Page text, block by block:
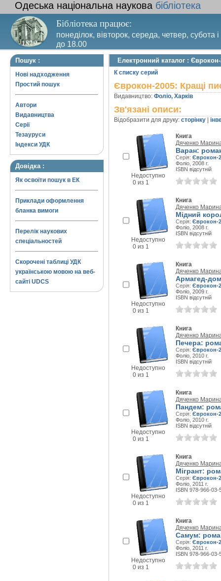
Одеська національна наукова бібліотека
Бібліотека працює:
понеділок, вівторок, середа, четвер, субота
до 18.00
Вихідний день – п’ятниця. Останній четвер
Пошук :
Нові надходження
Простий пошук
Автори
Видавництва
Серії
Тезауруси
Індекси УДК
Довідка :
Як освоїти пошук в ЕК
Приклади оформлення
бланка вимоги
Перелік наукових
спеціальностей
Скорочені таблиці УДК
українською мовою на веб-
сайті UDCS
Електронний каталог :
К списку серий
Єврокон-2005: Кращі
Видавництво: Фоліо, Харків
Зв'язані описи:
Відобразити для друку: сторінку
Недоступно
0 из 1
Книга
Дяченко
Варан:
Серія: Єврокон-
Фоліо, 2008 г.
ISBN відсутній
Недоступно
0 из 1
Книга
Дяченко
Мідний
Серія: Єврокон-
Фоліо, 2008 г.
ISBN відсутній
Недоступно
0 из 1
Книга
Дяченко
Армагед-
Серія: Єврокон-
Фоліо, 2009 г.
ISBN відсутній
Недоступно
0 из 1
Книга
Дяченко
Печера:
Серія: Єврокон-
Фоліо, 2010 г.
ISBN відсутній
Недоступно
0 из 1
Книга
Дяченко
Пандем:
Серія: Єврокон-
Фоліо, 2010 г.
ISBN відсутній
Недоступно
0 из 1
Книга
Дяченко
Мігрант:
Серія: Єврокон-
Фоліо, 2011 г.
ISBN 978-966-03-
Недоступно
0 из 1
Книга
Дяченко
Самум:
Серія: Єврокон-
Фоліо, 2011 г.
ISBN 978-966-03-